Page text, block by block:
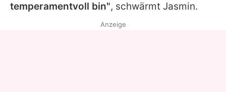
temperamentvoll bin", schwärmt Jasmin.
Anzeige